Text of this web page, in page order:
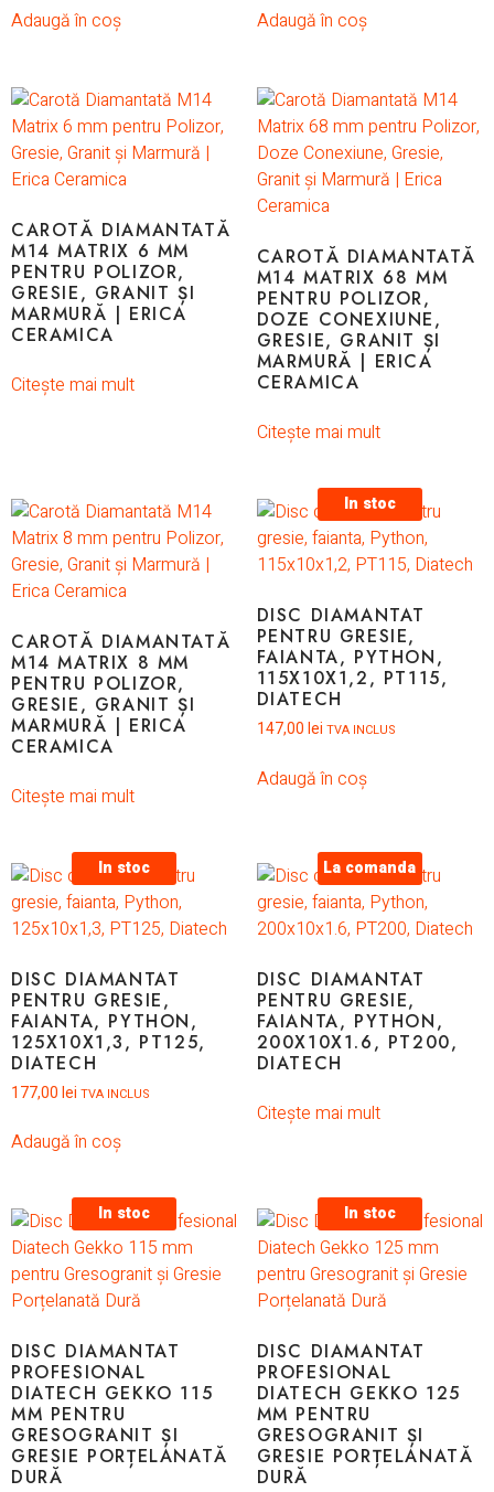
Adaugă în coș Adaugă în coș
CAROTĂ DIAMANTATĂ
M14 MATRIX 6 MM
PENTRU POLIZOR,
GRESIE, GRANIT ȘI
MARMURĂ | ERICA
CERAMICA
Citește mai mult
CAROTĂ DIAMANTATĂ
M14 MATRIX 68 MM
PENTRU POLIZOR,
DOZE CONEXIUNE,
GRESIE, GRANIT ȘI
MARMURĂ | ERICA
CERAMICA
Citește mai mult
CAROTĂ DIAMANTATĂ
M14 MATRIX 8 MM
PENTRU POLIZOR,
GRESIE, GRANIT ȘI
MARMURĂ | ERICA
CERAMICA
Citește mai mult
In stoc
DISC DIAMANTAT
PENTRU GRESIE,
FAIANTA, PYTHON,
115X10X1,2, PT115,
DIATECH
147,00 lei TVA INCLUS
Adaugă în coș
In stoc
DISC DIAMANTAT
PENTRU GRESIE,
FAIANTA, PYTHON,
125X10X1,3, PT125,
DIATECH
177,00 lei TVA INCLUS
Adaugă în coș
La comanda
DISC DIAMANTAT
PENTRU GRESIE,
FAIANTA, PYTHON,
200X10X1.6, PT200,
DIATECH
Citește mai mult
In stoc
DISC DIAMANTAT
PROFESIONAL
DIATECH GEKKO 115
MM PENTRU
GRESOGRANIT ȘI
GRESIE PORȚELANATĂ
DURĂ
In stoc
DISC DIAMANTAT
PROFESIONAL
DIATECH GEKKO 125
MM PENTRU
GRESOGRANIT ȘI
GRESIE PORȚELANATĂ
DURĂ